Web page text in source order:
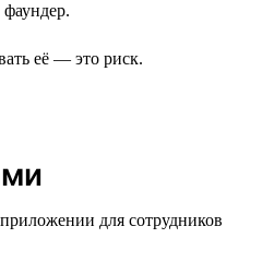
её — это риск.
для сотрудников